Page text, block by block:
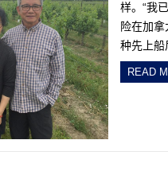
样。“我
险在加
种先上
READ